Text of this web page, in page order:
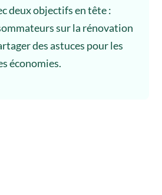
deux objectifs en tête :
sur la rénovation
des astuces pour les
économies.